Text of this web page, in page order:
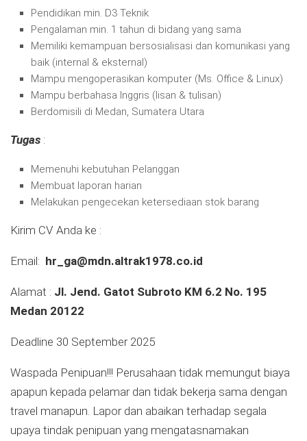
Pendidikan min. D3 Teknik
Pengalaman min. 1 tahun di bidang yang sama
Memiliki kemampuan bersosialisasi dan komunikasi yang
baik (internal & eksternal)
Mampu mengoperasikan komputer (Ms. Office & Linux)
Mampu berbahasa Inggris (lisan & tulisan)
Berdomisili di Medan, Sumatera Utara
Tugas :
Memenuhi kebutuhan Pelanggan
Membuat laporan harian
Melakukan pengecekan ketersediaan stok barang
Kirim CV Anda ke :
Email: hr_ga@mdn.altrak1978.co.id
Alamat : Jl. Jend. Gatot Subroto KM 6.2 No. 195
Medan 20122
Deadline 30 September 2025
Waspada Penipuan!!! Perusahaan tidak memungut biaya
apapun kepada pelamar dan tidak bekerja sama dengan
travel manapun. Lapor dan abaikan terhadap segala
upaya tindak penipuan yang mengatasnamakan